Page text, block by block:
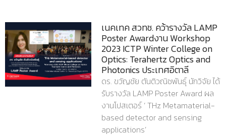
เนคเทค สวทช. คว้ารางวัล LAMP
Poster Awardงาน Workshop
2023 ICTP Winter College on
Optics: Terahertz Optics and
Photonics ประเทศอิตาลี
ดร. ขวัญชัย ตันติวณิชพันธุ์ นักวิจัย ได้
รับรางวัล LAMP Poster Award ผล
งานโปสเตอร์ ‘ THz Metamaterial-
based detector and sensing
applications’